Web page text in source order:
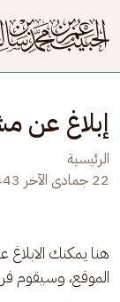
إبلاغ عن
الرئيسية
22 جمادى الآخر 1443
هنا يمكنك
الموقع، وسيقوم